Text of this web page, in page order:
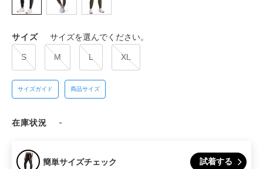
サイズ サイズを選んでください。
S M L XL
サイズガイド 商品サイズ
在庫状況 -
簡単サイズチェック 試着する